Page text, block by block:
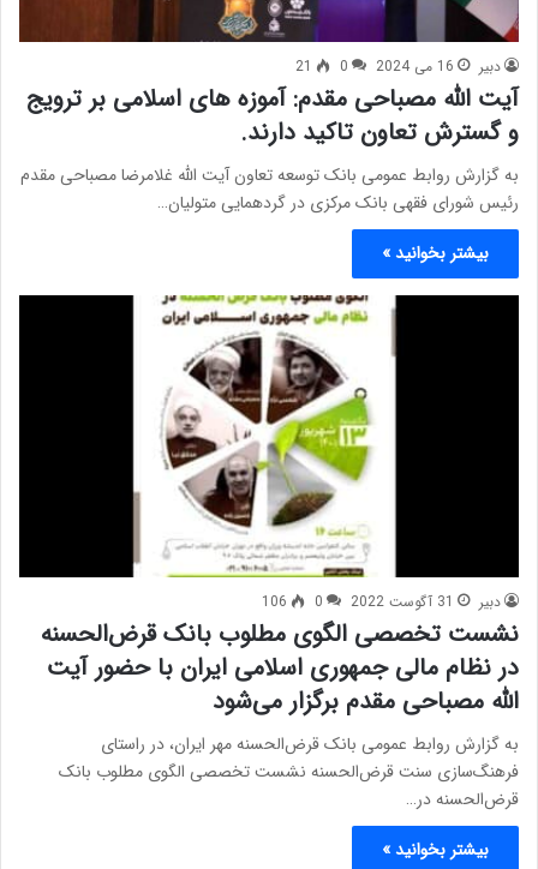
دبیر 16 می 2024 0
21
آیت الله مصباحی مقدم: آموزه های اسلامی بر ترویج
و گسترش تعاون تاکید دارند.
به گزارش روابط عمومی بانک توسعه تعاون آیت الله غلامرضا مصباحی مقدم
رئیس شورای فقهی بانک مرکزی در گردهمایی متولیان…
بیشتر بخوانید »
دبیر 31 آگوست 2022 0
106
نشست تخصصی الگوی مطلوب بانک قرض‌الحسنه
در نظام مالی جمهوری اسلامی ایران با حضور آیت
الله مصباحی مقدم برگزار می‌شود
به گزارش روابط عمومی بانک قرض‌الحسنه مهر ایران، در راستای
فرهنگ‌سازی سنت قرض‌الحسنه نشست تخصصی الگوی مطلوب بانک
قرض‌الحسنه در…
بیشتر بخوانید »